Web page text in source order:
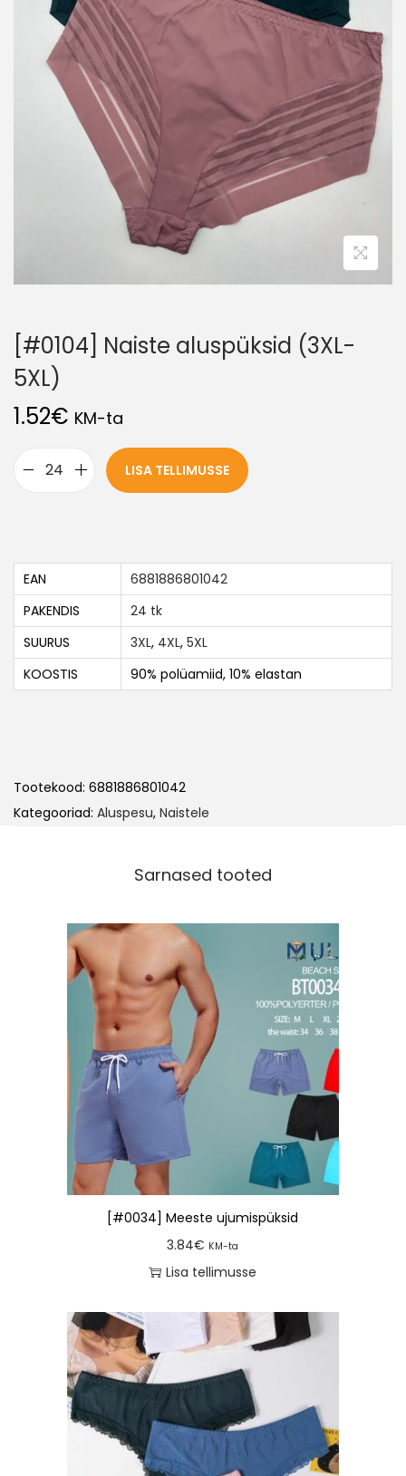
[#0104] Naiste aluspüksid (3XL-
5XL)
1.52€ KM-ta
LISA TELLIMUSSE
EAN
6881886801042
PAKENDIS
24 tk
SUURUS
3XL, 4XL, 5XL
KOOSTIS
90% polüamiid, 10% elastan
Tootekood: 6881886801042
Kategooriad: Aluspesu, Naistele
Sarnased tooted
[#0034] Meeste ujumispüksid
3.84€ KM-ta
Lisa tellimusse